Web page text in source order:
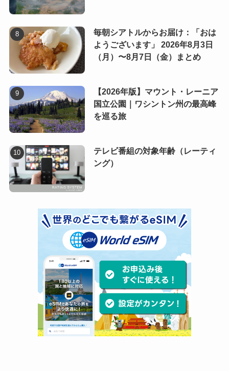
毎朝シアトルからお届け：「おは
ようございます」 2026年8月3日
（月）〜8月7日（金）まとめ
【2026年版】マウント・レーニア
国立公園｜ワシントン州の最高峰
を巡る旅
テレビ番組の対象年齢（レーティ
ング）